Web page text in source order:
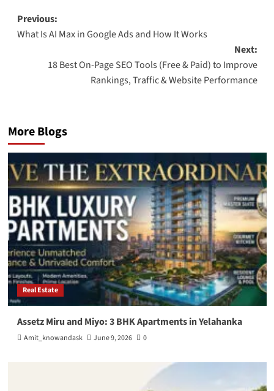
Post
navigation
Previous:
What Is AI Max in Google Ads and How It Works
Next:
18 Best On-Page SEO Tools (Free & Paid) to Improve
Rankings, Traffic & Website Performance
More Blogs
Real Estate
Assetz Miru and Miyo: 3 BHK Apartments in Yelahanka
Amit_knowandask June 9, 2026 0